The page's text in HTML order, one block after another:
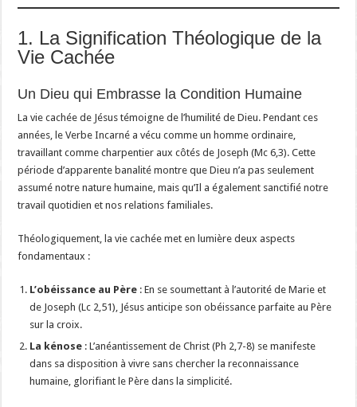
1. La Signification Théologique de la
Vie Cachée
Un Dieu qui Embrasse la Condition Humaine
La vie cachée de Jésus témoigne de l’humilité de Dieu. Pendant ces
années, le Verbe Incarné a vécu comme un homme ordinaire,
travaillant comme charpentier aux côtés de Joseph (Mc 6,3). Cette
période d’apparente banalité montre que Dieu n’a pas seulement
assumé notre nature humaine, mais qu’Il a également sanctifié notre
travail quotidien et nos relations familiales.
Théologiquement, la vie cachée met en lumière deux aspects
fondamentaux :
L’obéissance au Père : En se soumettant à l’autorité de Marie et
de Joseph (Lc 2,51), Jésus anticipe son obéissance parfaite au Père
sur la croix.
La kénose : L’anéantissement de Christ (Ph 2,7-8) se manifeste
dans sa disposition à vivre sans chercher la reconnaissance
humaine, glorifiant le Père dans la simplicité.